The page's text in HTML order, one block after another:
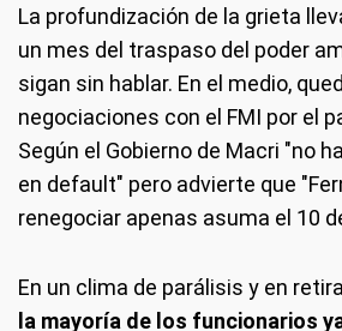
La profundización de la grieta
un mes del traspaso del poder
sigan sin hablar. En el medio,
negociaciones con el FMI por el
Según el Gobierno de Macri "no
en default" pero advierte que
renegociar apenas asuma el 10
En un clima de parálisis y en
la mayoría de los funcionarios